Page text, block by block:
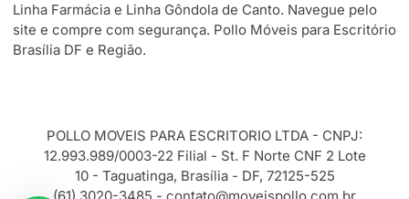
Linha Farmácia e Linha Gôndola de Canto. Navegue pelo
site e compre com segurança. Pollo Móveis para Escritório
Brasília DF e Região.
POLLO MOVEIS PARA ESCRITORIO LTDA - CNPJ:
12.993.989/0003-22 Filial - St. F Norte CNF 2 Lote
10 - Taguatinga, Brasília - DF, 72125-525